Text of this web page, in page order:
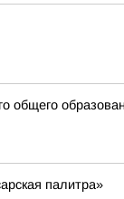
общего
палитра»